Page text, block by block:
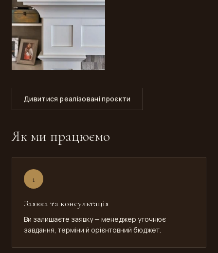
Дивитися реалізовані проєкти
Як ми працюємо
1
Заявка та консультація
Ви залишаєте заявку — менеджер уточнює
завдання, терміни й орієнтовний бюджет.